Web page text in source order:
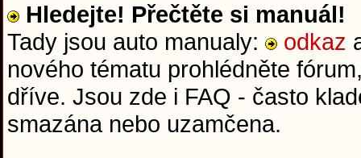
Hledejte! Přečtěte si manuál!
Tady jsou auto manualy:
odkaz
nového tématu prohlédněte
dříve. Jsou zde i FAQ - často
smazána nebo uzamčena.